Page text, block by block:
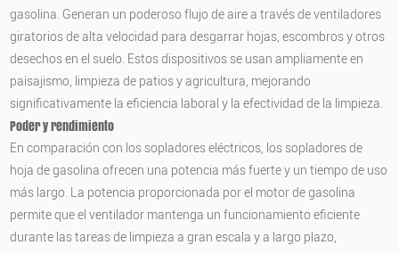
gasolina. Generan un poderoso flujo de aire a través de ventiladores
giratorios de alta velocidad para desgarrar hojas, escombros y otros
desechos en el suelo. Estos dispositivos se usan ampliamente en
paisajismo, limpieza de patios y agricultura, mejorando
significativamente la eficiencia laboral y la efectividad de la limpieza.
Poder y rendimiento
En comparación con los sopladores eléctricos, los sopladores de
hoja de gasolina ofrecen una potencia más fuerte y un tiempo de uso
más largo. La potencia proporcionada por el motor de gasolina
permite que el ventilador mantenga un funcionamiento eficiente
durante las tareas de limpieza a gran escala y a largo plazo,